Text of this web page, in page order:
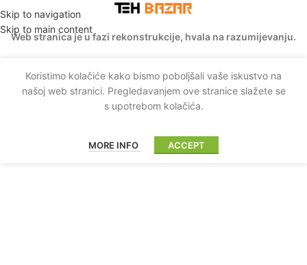
Skip to navigation
Skip to main content
Web stranica je u fazi rekonstrukcije, hvala na razumijevanju.
Koristimo kolačiće kako bismo poboljšali vaše iskustvo na
našoj web stranici. Pregledavanjem ove stranice slažete se
s upotrebom kolačića.
MORE INFO ACCEPT